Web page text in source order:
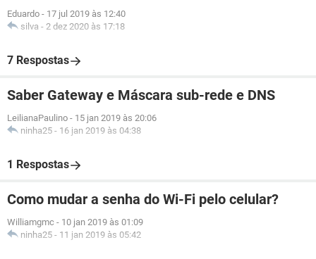
Eduardo - 17 jul 2019 às 12:40
silva - 2 dez 2020 às 17:18
7 Respostas
Saber Gateway e Máscara sub-rede e DNS
LeilianaPaulino - 15 jan 2019 às 20:06
ninha25 - 16 jan 2019 às 04:38
1 Respostas
Como mudar a senha do Wi-Fi pelo celular?
Williamgmc - 10 jan 2019 às 01:09
ninha25 - 11 jan 2019 às 05:42